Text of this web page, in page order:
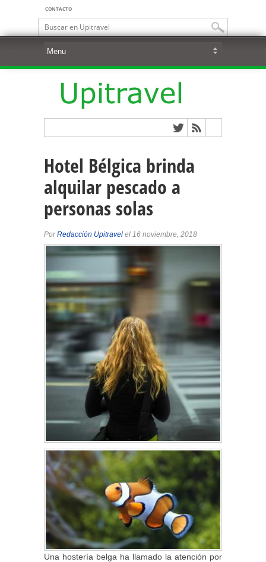
CONTACTO
Hotel Bélgica brinda
alquilar pescado a
personas solas
PorRedacción Upitravel el 16 noviembre, 2018
Una hostería belga ha llamado la atención por